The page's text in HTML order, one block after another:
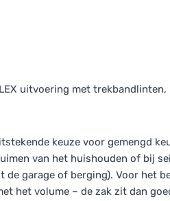
uitvoering met
keuze voor gemengd
van het huishouden of bij
de garage of berging). Voor het
het volume – de zak zit dan